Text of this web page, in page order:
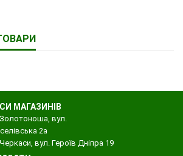
МАГАЗИНІВ
вул.
2а
вул. Героїв Дніпра 19